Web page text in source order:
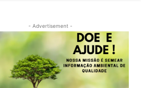
- Advertisement -